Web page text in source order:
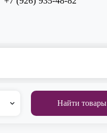
Найти товары